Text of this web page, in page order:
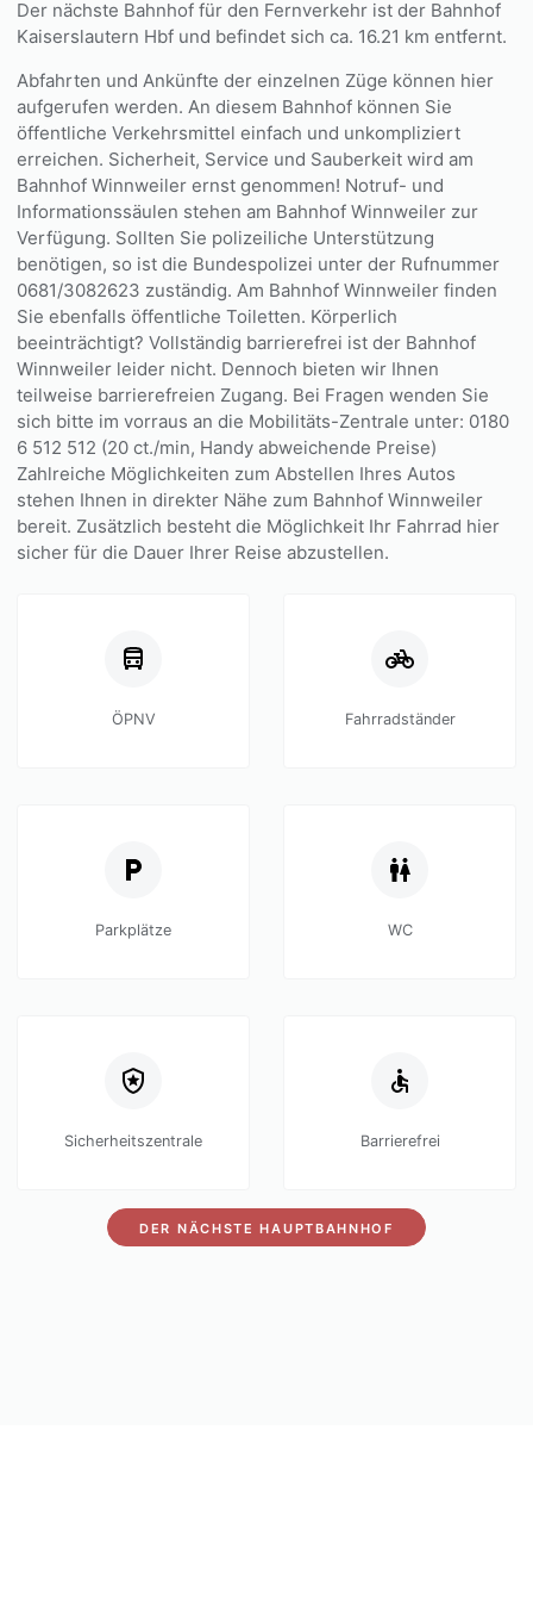
Der nächste Bahnhof für den Fernverkehr ist der Bahnhof
Kaiserslautern Hbf und befindet sich ca. 16.21 km entfernt.
Abfahrten und Ankünfte der einzelnen Züge können hier
aufgerufen werden. An diesem Bahnhof können Sie
öffentliche Verkehrsmittel einfach und unkompliziert
erreichen. Sicherheit, Service und Sauberkeit wird am
Bahnhof Winnweiler ernst genommen! Notruf- und
Informationssäulen stehen am Bahnhof Winnweiler zur
Verfügung. Sollten Sie polizeiliche Unterstützung
benötigen, so ist die Bundespolizei unter der Rufnummer
0681/3082623 zuständig. Am Bahnhof Winnweiler finden
Sie ebenfalls öffentliche Toiletten. Körperlich
beeinträchtigt? Vollständig barrierefrei ist der Bahnhof
Winnweiler leider nicht. Dennoch bieten wir Ihnen
teilweise barrierefreien Zugang. Bei Fragen wenden Sie
sich bitte im vorraus an die Mobilitäts-Zentrale unter: 0180
6 512 512 (20 ct./min, Handy abweichende Preise)
Zahlreiche Möglichkeiten zum Abstellen Ihres Autos
stehen Ihnen in direkter Nähe zum Bahnhof Winnweiler
bereit. Zusätzlich besteht die Möglichkeit Ihr Fahrrad hier
sicher für die Dauer Ihrer Reise abzustellen.
ÖPNV Fahrradständer
Parkplätze WC
Sicherheitszentrale Barrierefrei
DER NÄCHSTE HAUPTBAHNHOF